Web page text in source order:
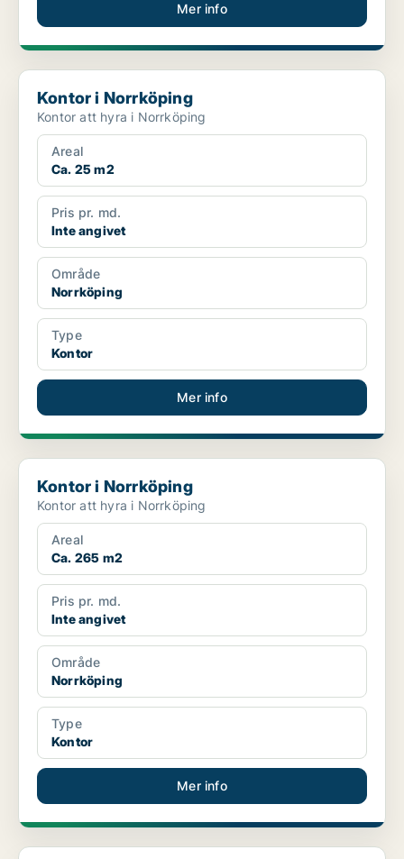
Mer info
Kontor i Norrköping
Kontor i Norrköping
Kontor att hyra i Norrköping
Areal
Ca. 25 m2
Pris pr. md.
Inte angivet
Område
Norrköping
Type
Kontor
Mer info
Kontor i Norrköping
Kontor i Norrköping
Kontor att hyra i Norrköping
Areal
Ca. 265 m2
Pris pr. md.
Inte angivet
Område
Norrköping
Type
Kontor
Mer info
Kontor i Norrköping